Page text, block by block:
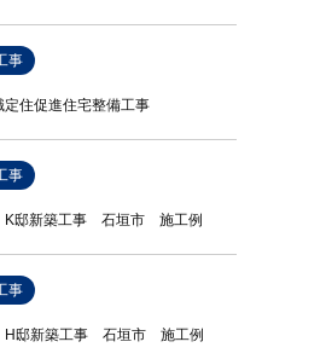
事
住促進住宅整備工事
事
K邸新築工事 石垣市 施工例
事
H邸新築工事 石垣市 施工例